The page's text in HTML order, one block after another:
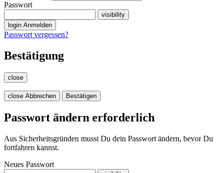
Passwort
visibility
login Anmelden
Passwort vergessen?
Bestätigung
close
close Abbrechen Bestätigen
Passwort ändern erforderlich
Aus Sicherheitsgründen musst Du dein Passwort ändern, bevor Du
fortfahren kannst.
Neues Passwort